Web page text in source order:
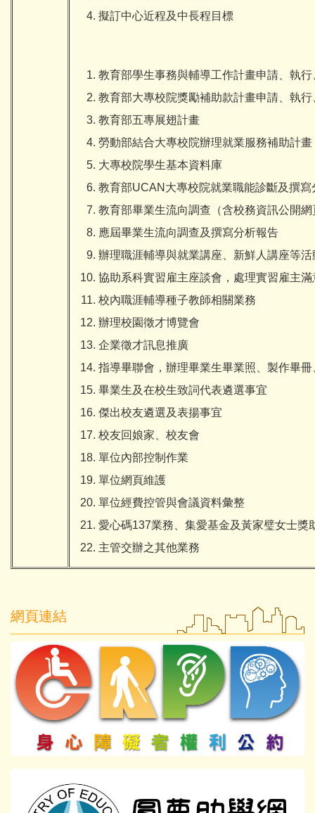
擬訂中心近程及中長程目標
教育部學生事務與輔導工作計畫申請、執行
教育部大專校院獎勵補助款計畫申請、執行
教育部五專展翅計畫
勞動部結合大專校院辦理就業服務補助計畫
大專校院學生基本資料庫
教育部UCAN大專校院就業職能診斷及撰寫
教育部畢業生流向調查（含校務資訊公開
應屆畢業生流向調查及撰寫分析報告
辦理職涯輔導與就業講座、新鮮人講座等活
協助系科實習雇主座談會，處理實習雇主
校內職涯輔導種子教師相關業務
辦理校園徵才博覽會
企業徵才訊息推廣
指導畢聯會，辦理畢業生畢業照、製作畢
畢業生及在校生致詞代表遴選事宜
傑出校友遴選及表揚事宜
校友回娘家、校友會
單位內部控制作業
單位網頁維護
單位經費控管與會議資料彙整
愛心碼137業務、集愛基金及黃家璧女士獎
主管交辦之其他業務
網頁連結